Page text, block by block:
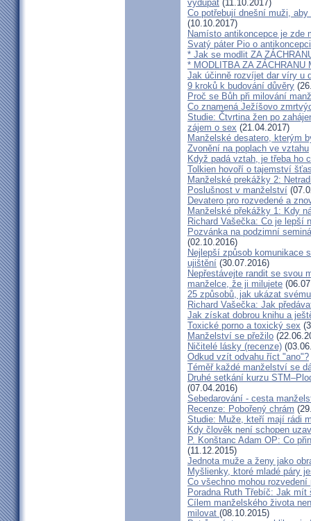
vydupat (11.10.2017)
Co potřebují dnešní muži,
(10.10.2017)
Namísto antikoncepce je zde
Svatý páter Pio o antikoncepci
* Jak se modlit ZA
* MODLITBA ZA ZÁCHRANU
Jak účinně rozvíjet dar víry u
9 kroků k budování důvěry
Proč se Bůh při milování
Co znamená Ježíšovo
Studie: Čtvrtina žen po
zájem o sex (21.04.2017)
Manželské desatero, kterým
Zvonění na poplach ve vztahu
Když padá vztah, je třeba ho
Tolkien hovoří o tajemství
Manželské prekážky 2:
Poslušnost v manželství
Devatero pro rozvedené a
Manželské překážky 1: Kdy
Richard Vašečka: Co je lepší
Pozvánka na podzimní
(02.10.2016)
Nejlepší způsob komunikace
ujištění (30.07.2016)
Nepřestávejte randit se svou
manželce, že ji milujete
25 způsobů, jak ukázat
Richard Vašečka: Jak
Jak získat dobrou knihu a
Toxické porno a toxický sex
Manželství se přežilo
Ničitelé lásky (recenze)
Odkud vzít odvahu říct "ano"?
Téměř každé manželství se
Druhé setkání kurzu
(07.04.2016)
Sebedarování - cesta
Recenze: Pobořený chrám
Studie: Muže, kteří mají rádi
Kdy člověk není schopen
P. Konštanc Adam OP: Co
(11.12.2015)
Jednota muže a ženy jako
Myšlienky, ktoré mladé páry
Co všechno mohou
Poradna Ruth Třebíč: Jak
Cílem manželského života
milovat (08.10.2015)